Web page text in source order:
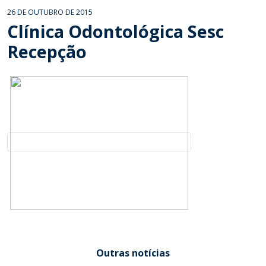
26 DE OUTUBRO DE 2015
Clínica Odontológica Sesc
Recepção
Outras notícias